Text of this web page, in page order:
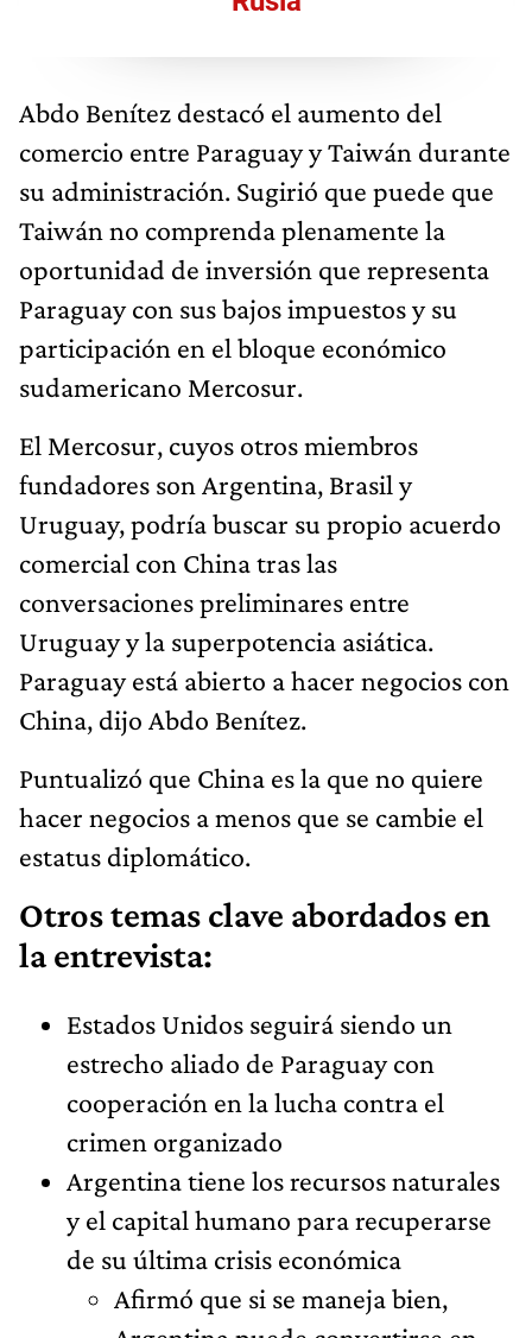
Abdo Benítez destacó el aumento del
comercio entre Paraguay y Taiwán durante
su administración. Sugirió que puede que
Taiwán no comprenda plenamente la
oportunidad de inversión que representa
Paraguay con sus bajos impuestos y su
participación en el bloque económico
sudamericano Mercosur.
El Mercosur, cuyos otros miembros
fundadores son Argentina, Brasil y
Uruguay, podría buscar su propio acuerdo
comercial con China tras las
conversaciones preliminares entre
Uruguay y la superpotencia asiática.
Paraguay está abierto a hacer negocios con
China, dijo Abdo Benítez.
Puntualizó que China es la que no quiere
hacer negocios a menos que se cambie el
estatus diplomático.
Otros temas clave abordados en
la entrevista:
Estados Unidos seguirá siendo un
estrecho aliado de Paraguay con
cooperación en la lucha contra el
crimen organizado
Argentina tiene los recursos naturales
y el capital humano para recuperarse
de su última crisis económica
Afirmó que si se maneja bien,